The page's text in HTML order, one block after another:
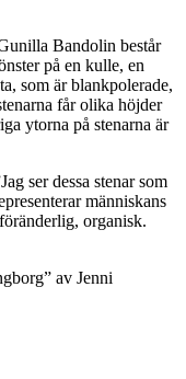
Bandolin består
på en kulle, en
som är blankpolerade,
får olika höjder
ytorna på stenarna är
ser dessa stenar som
människans
organisk.
av Jenni